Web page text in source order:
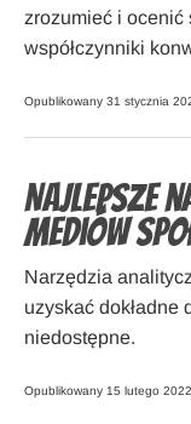
zrozumieć i ocenić
współczynniki
Opublikowany 31 stycznia
Najlepsze
mediów
Narzędzia
uzyskać dokładne
niedostępne.
Opublikowany 15 lutego